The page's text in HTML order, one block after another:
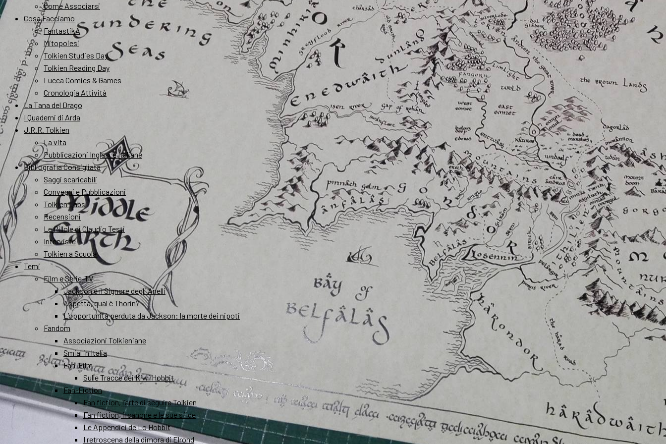
Come Associarsi
Cosa Facciamo
FantastikA
Mitopoiesi
Tolkien Studies Day
Tolkien Reading Day
Lucca Comics & Games
Cronologia Attività
La Tana del Drago
I Quaderni di Arda
J.R.R. Tolkien
La vita
Pubblicazioni Inglesi e Italiane
Bibliografia Consigliata
Saggi scaricabili
Convegni e Pubblicazioni
Tolkien Labs
Recensioni
Le Pillole di Claudio Testi
Interviste
Tolkien a Scuola
Temi
Film e Serie-TV
Jackson e il Signore degli Anelli
Aspetta, qual è Thorin?
L’opportunità perduta da Jackson: la morte dei nipoti
Fandom
Associazioni Tolkieniane
Smial in Italia
Fan-Film
Sulle Tracce dei Kiwi Hobbit
Fan-Fiction
Fan fiction, l’arte di seguire Tolkien
Fan fiction, il canone e le sue sfide
Le Appendici de Lo Hobbit
I retroscena della dimora di Elrond